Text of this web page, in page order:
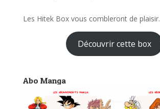
Les Hitek Box vous combleront de plaisir.
Découvrir cette box
Abo Manga